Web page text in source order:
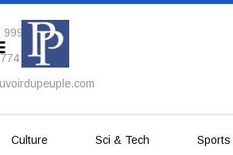
999
Culture Sci & Tech Sports